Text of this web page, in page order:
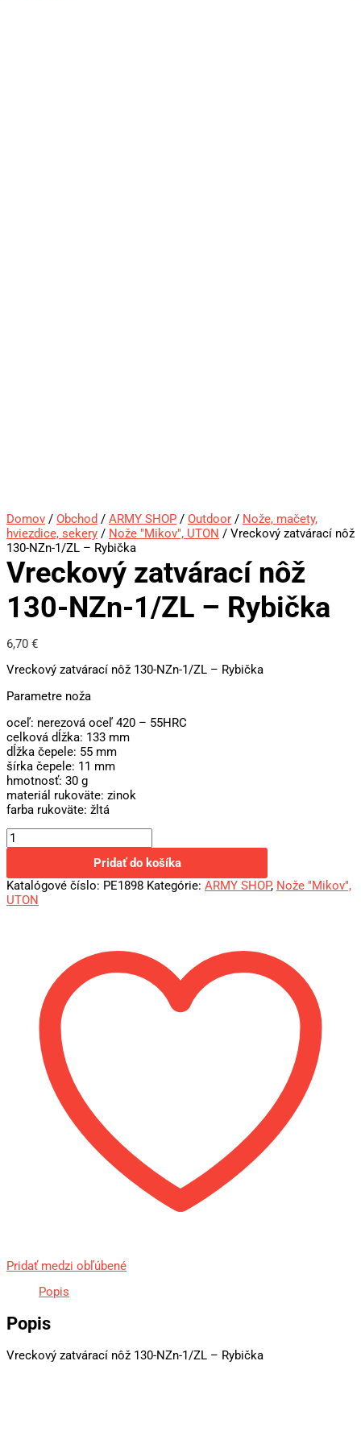
Domov / Obchod / ARMY SHOP / Outdoor / Nože, mačety,
hviezdice, sekery / Nože "Mikov", UTON / Vreckový zatvárací nôž
130-NZn-1/ZL – Rybička
Vreckový zatvárací nôž
130-NZn-1/ZL – Rybička
6,70 €
Vreckový zatvárací nôž 130-NZn-1/ZL – Rybička
Parametre noža
oceľ: nerezová oceľ 420 – 55HRC
celková dĺžka: 133 mm
dĺžka čepele: 55 mm
šírka čepele: 11 mm
hmotnosť: 30 g
materiál rukoväte: zinok
farba rukoväte: žltá
Pridať do košíka
Katalógové číslo: PE1898 Kategórie: ARMY SHOP, Nože "Mikov",
UTON
Pridať medzi obľúbené
Popis
Popis
Vreckový zatvárací nôž 130-NZn-1/ZL – Rybička